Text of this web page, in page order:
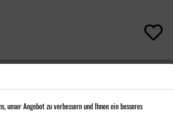
unser Angebot zu verbessern und Ihnen ein besseres